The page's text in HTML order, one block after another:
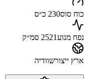
כוח סוס230 כ״ס
נפח מנוע2521 סמ״ק
ארץ ייצורשוודיה